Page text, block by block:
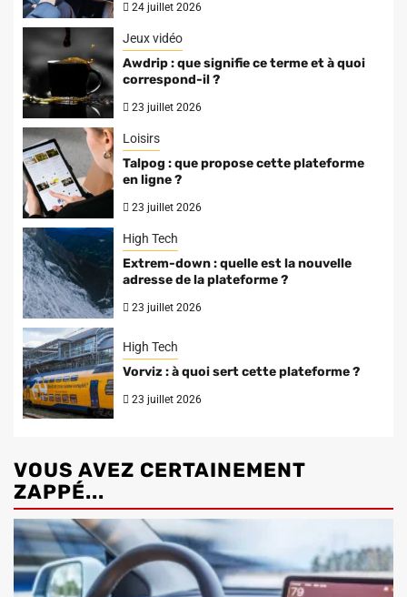
24 juillet 2026
Jeux vidéo
Awdrip : que signifie ce terme et à quoi
correspond-il ?
23 juillet 2026
Loisirs
Talpog : que propose cette plateforme
en ligne ?
23 juillet 2026
High Tech
Extrem-down : quelle est la nouvelle
adresse de la plateforme ?
23 juillet 2026
High Tech
Vorviz : à quoi sert cette plateforme ?
23 juillet 2026
VOUS AVEZ CERTAINEMENT
ZAPPÉ...